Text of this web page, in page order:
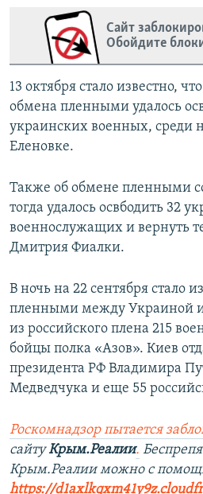
Сайт
Обойдите
13 октября стало известно,
обмена пленными удалось
украинских военных, среди
Еленовке.
Также об обмене пленными
тогда удалось освбодить 32
военнослужащих и вернуть
Дмитрия Фиалки.
В ночь на 22 сентября стало
пленными между Украиной
из российского плена 215
бойцы полка «Азов». Киев
президента РФ Владимира
Медведчука и еще 55
Роскомнадзор пытается
сайтуКрым.Реалии.
Крым.Реалии можно с
https://